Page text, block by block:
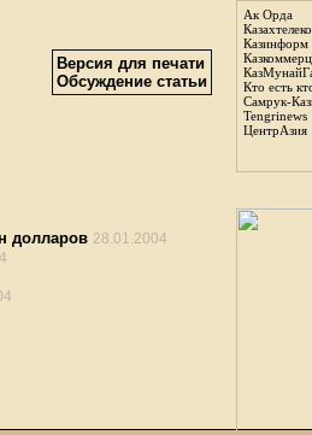
Версия для печати
Обсуждение статьи
долларов 28.01.2004
Ак Орда
Казинформ
Кто есть
Самрук-
Tengrinews
ЦентрАзия